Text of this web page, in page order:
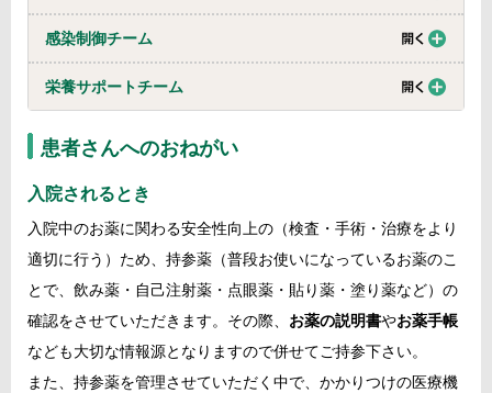
感染制御チーム
栄養サポートチーム
患者さんへのおねがい
入院されるとき
入院中のお薬に関わる安全性向上の（検査・手術・治療をより
適切に行う）ため、持参薬（普段お使いになっているお薬のこ
とで、飲み薬・自己注射薬・点眼薬・貼り薬・塗り薬など）の
確認をさせていただきます。その際、 お薬の説明書やお薬手帳
なども大切な情報源となりますので併せてご持参下さい。
また、持参薬を管理させていただく中で、かかりつけの医療機